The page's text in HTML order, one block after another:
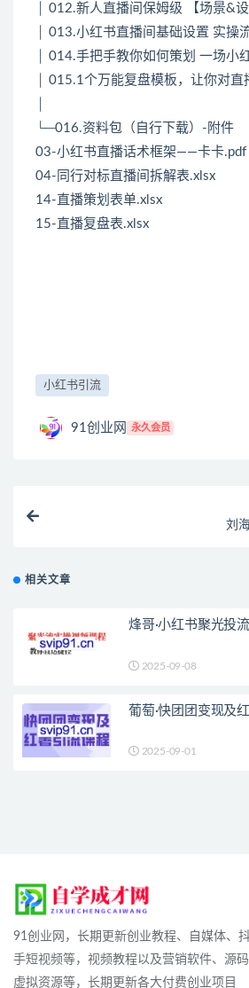
│ 012.新人直播间保姆级 【场景&
│ 013.小红书直播间基础设置 实操
│ 014.手把手教你如何策划 一场小
│ 015.1个万能复盘模板，让你对
└─016.资料包（自行下载）-附件
03-小红书直播话术框架——卡卡.pdf
04-同行对标直播间拆解表.xlsx
14-直播策划表单.xlsx
15-直播复盘表.xlsx
小红书引流
91创业网 永久会员
刘
相关文章
烽哥·小红书聚光投
2025-09-08
葡萄·快团团变现及
2025-09-01
91创业网，长期更新创业教程、自媒体、
手短视频等，视频教程以及营销软件、源
虚拟资源等，长期更新各大付费创业项目